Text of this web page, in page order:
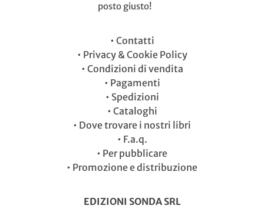
posto giusto!
• Contatti
• Privacy & Cookie Policy
• Condizioni di vendita
• Pagamenti
• Spedizioni
• Cataloghi
• Dove trovare i nostri libri
• F.a.q.
• Per pubblicare
• Promozione e distribuzione
EDIZIONI SONDA SRL